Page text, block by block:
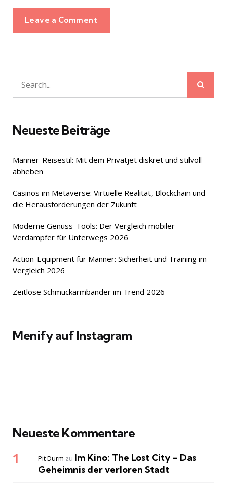
Leave a Comment
Search
for:
Neueste Beiträge
Männer-Reisestil: Mit dem Privatjet diskret und stilvoll
abheben
Casinos im Metaverse: Virtuelle Realität, Blockchain und
die Herausforderungen der Zukunft
Moderne Genuss-Tools: Der Vergleich mobiler
Verdampfer für Unterwegs 2026
Action-Equipment für Männer: Sicherheit und Training im
Vergleich 2026
Zeitlose Schmuckarmbänder im Trend 2026
Menify auf Instagram
Neueste Kommentare
Pit Durm zu Im Kino: The Lost City – Das
Geheimnis der verloren Stadt